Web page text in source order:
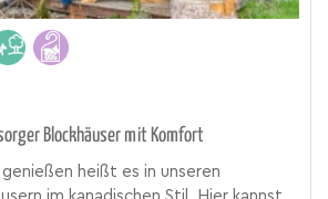
Blockhäuser mit Komfort
genießen heißt es in unseren